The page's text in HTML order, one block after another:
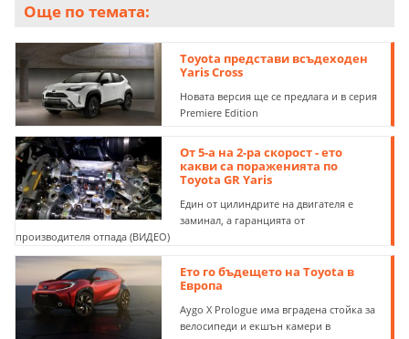
Още по темата:
Toyota представи всъдеходен
Yaris Cross
Новата версия ще се предлага и в серия
Premiere Edition
От 5-а на 2-ра скорост - ето
какви са пораженията по
Toyota GR Yaris
Един от цилиндрите на двигателя е
заминал, а гаранцията от
производителя отпада (ВИДЕО)
Eто го бъдещето на Toyota в
Европа
Aygo X Prologue има вградена стойка за
велосипеди и екшън камери в